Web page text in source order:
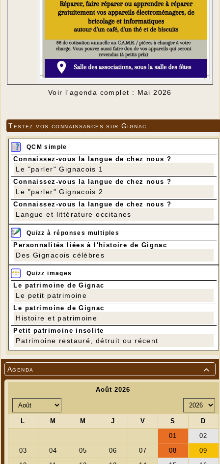

Agenda
Voir l'agenda complet : Mai 2026
Testez vos connaissances sur Gignac
QCM simple
Connaissez-vous la langue de chez nous ?
Le "parler" Gignacois 1
Connaissez-vous la langue de chez nous ?
Le "parler" Gignacois 2
Connaissez-vous la langue de chez nous ?
Langue et littérature occitanes
Quizz à réponses multiples
Personnalités liées à l'histoire de Gignac
Des Gignacois célèbres
Quizz images
Le patrimoine de Gignac
Le petit patrimoine
Le patrimoine de Gignac
Histoire et patrimoine
Petit patrimoine insolite
Patrimoine restauré, détruit ou récent